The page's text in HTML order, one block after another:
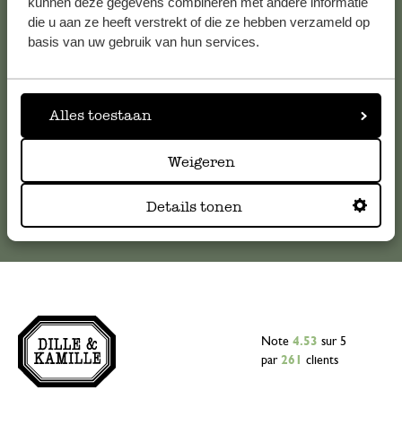
die u aan ze heeft verstrekt of die ze hebben verzameld op
basis van uw gebruik van hun services.
Alles toestaan
Weigeren
Details tonen
Pour toute question ou demande de conseil ou d’aide,
veuillez contacter notre service clientèle. Ou retrouvez ici
serviceclientele@dille-kamille.com
Note 4.53 sur 5
par 261 clients